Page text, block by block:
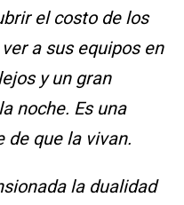
el costo de los
a sus equipos en
y un gran
noche. Es una
de que la vivan.
la dualidad